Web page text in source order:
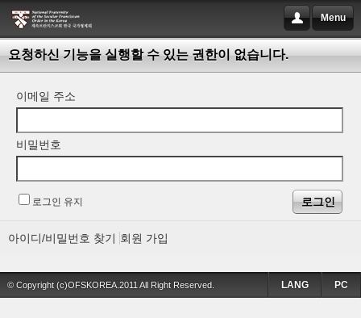
Menu
요청하신 기능을 실행할 수 있는 권한이 없습니다.
이메일 주소
비밀번호
로그인 유지
아이디/비밀번호 찾기 회원 가입
© Copyright (c)OFSKOREA.2011 All Right Reserved. PC
LANG